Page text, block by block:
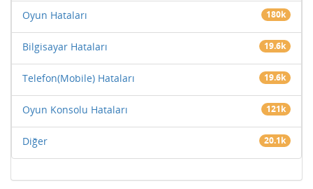
Oyun Hataları 180k
Bilgisayar Hataları 19.6k
Telefon(Mobile) Hataları 19.6k
Oyun Konsolu Hataları 121k
Diğer 20.1k